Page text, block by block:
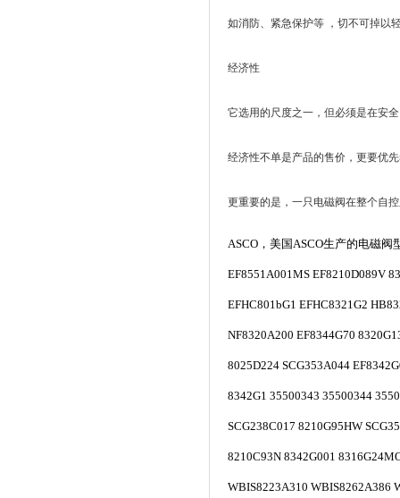
如消防、紧急保护等 ，切不可掉以
经济性
它选用的尺度之一，但必须是在安
经济性不单是产品的售价，更要优
更重要的是，一只电磁阀在整个自
ASCO，美国ASCO生产的电磁阀
EF8551A001MS EF8210D089V
EFHC801bG1 EFHC8321G2
NF8320A200 EF8344G70
8025D224 SCG353A044
8342G1 35500343 35500344
SCG238C017 8210G95HW
8210C93N 8342G001
WBIS8223A310 WBIS8262A386